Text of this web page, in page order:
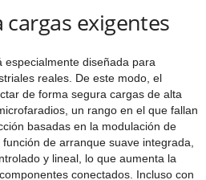
exigentes
especialmente diseñada para
reales. De este modo, el
de forma segura cargas de alta
un rango en el que fallan
basadas en la modulación de
de arranque suave integrada,
y lineal, lo que aumenta la
conectados. Incluso con